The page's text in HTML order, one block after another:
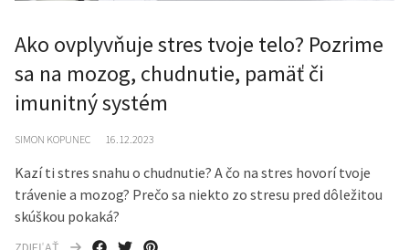
Ako ovplyvňuje stres tvoje telo? Pozrime
sa na mozog, chudnutie, pamäť či
imunitný systém
SIMON KOPUNEC 16.12.2023
Kazí ti stres snahu o chudnutie? A čo na stres hovorí tvoje
trávenie a mozog? Prečo sa niekto zo stresu pred dôležitou
skúškou pokaká?